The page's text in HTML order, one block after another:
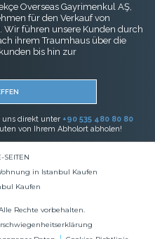
Overseas Gayrimenkul AŞ,
für den Verkauf von
Wir führen unsere Kunden durch
ihrem Traumhaus über die
bis hin zur
uns direkt unter +90 535 480 80 80
von Ihrem Abholort abholen!
SEITEN
in Istanbul Kaufen
Kaufen
Rechte vorbehalten.